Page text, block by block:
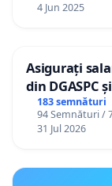
4 Jun 2025
Asigurați
din DGASPC
183 semnături
94 Semnături /
31 Jul 2026